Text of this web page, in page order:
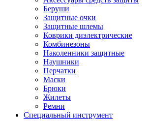
Беруши
Защитные очки
Защитные шлемы
Коврики диэлектрические
Комбинезоны
Наколенники защитные
Наушники
Перчатки
Маски
Брюки
Жилеты
Ремни
Специальный инструмент